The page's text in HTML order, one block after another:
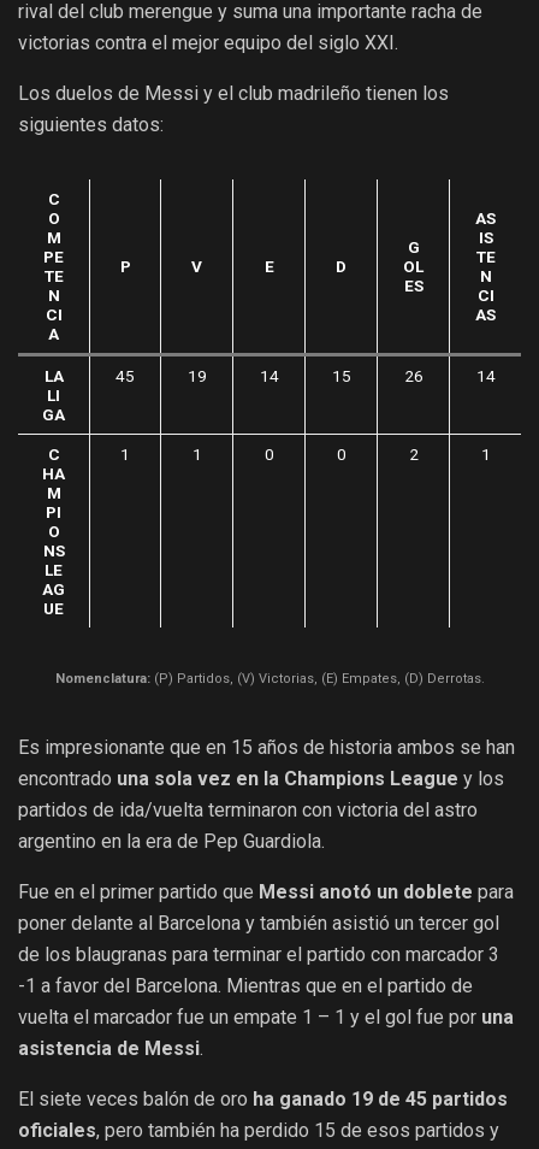
rival del club merengue y suma una importante racha de
victorias contra el mejor equipo del siglo XXI.
Los duelos de Messi y el club madrileño tienen los
siguientes datos:
C
O
M
PE
TE
N
CI
A
P V E D
G
OL
ES
AS
IS
TE
N
CI
AS
LA
LI
GA
45 19 14 15 26 14
C
HA
M
PI
O
NS
LE
AG
UE
1 1 0 0 2 1
Nomenclatura:(P) Partidos, (V) Victorias, (E) Empates, (D) Derrotas.
Es impresionante que en 15 años de historia ambos se han
encontrado una sola vez en la Champions League y los
partidos de ida/vuelta terminaron con victoria del astro
argentino en la era de Pep Guardiola.
Fue en el primer partido que Messi anotó un doblete para
poner delante al Barcelona y también asistió un tercer gol
de los blaugranas para terminar el partido con marcador 3
-1 a favor del Barcelona. Mientras que en el partido de
vuelta el marcador fue un empate 1 – 1 y el gol fue por una
asistencia de Messi.
El siete veces balón de oro ha ganado 19 de 45 partidos
oficiales, pero también ha perdido 15 de esos partidos y